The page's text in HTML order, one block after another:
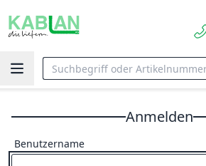
Anmelden
Benutzername